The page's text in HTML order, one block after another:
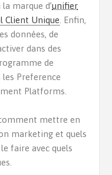
marque d’unifier
Client Unique . Enfin,
données, de
dans des
de
Preference
Platforms.
mettre en
marketing et quels
faire avec quels